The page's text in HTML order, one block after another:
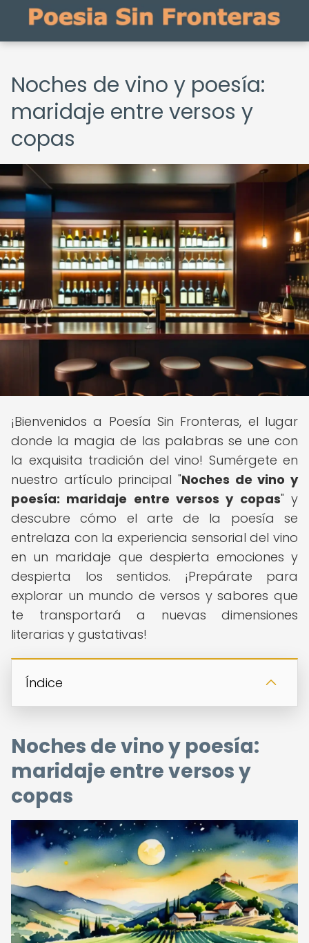
Noches de vino y poesía:
maridaje entre versos y
copas
¡Bienvenidos a Poesía Sin Fronteras, el lugar
donde la magia de las palabras se une con
la exquisita tradición del vino! Sumérgete en
nuestro artículo principal "Noches de vino y
poesía: maridaje entre versos y copas" y
descubre cómo el arte de la poesía se
entrelaza con la experiencia sensorial del vino
en un maridaje que despierta emociones y
despierta los sentidos. ¡Prepárate para
explorar un mundo de versos y sabores que
te transportará a nuevas dimensiones
literarias y gustativas!
Índice
Noches de vino y poesía:
maridaje entre versos y
copas